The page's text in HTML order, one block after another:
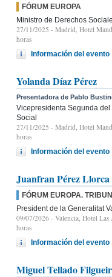
FÓRUM EUROPA
Ministro de Derechos
27/11/2025 - Madrid, Hotel
horas
Información del evento
Yolanda Díaz Pérez
Presentadora de Pablo
Vicepresidenta Segunda
Social
27/11/2025 - Madrid, Hotel
horas
Información del evento
Juanfran Pérez Llorca
FÓRUM EUROPA.
President de la Generalitat
09/07/2026 - Valencia, Hotel Las
horas
Información del evento
Miguel Tellado